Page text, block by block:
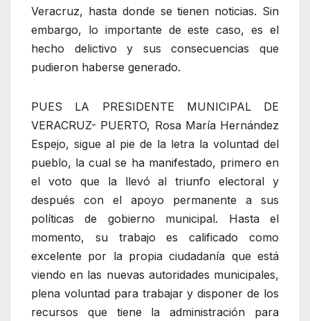
Veracruz, hasta donde se tienen noticias. Sin
embargo, lo importante de este caso, es el
hecho delictivo y sus consecuencias que
pudieron haberse generado.
PUES LA PRESIDENTE MUNICIPAL DE
VERACRUZ- PUERTO, Rosa María Hernández
Espejo, sigue al pie de la letra la voluntad del
pueblo, la cual se ha manifestado, primero en
el voto que la llevó al triunfo electoral y
después con el apoyo permanente a sus
políticas de gobierno municipal. Hasta el
momento, su trabajo es calificado como
excelente por la propia ciudadanía que está
viendo en las nuevas autoridades municipales,
plena voluntad para trabajar y disponer de los
recursos que tiene la administración para